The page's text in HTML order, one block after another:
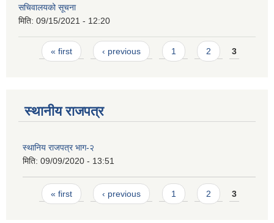
सचिवालयको सूचना
मिति: 09/15/2021 - 12:20
Pages
« first ‹ previous 1 2 3
स्थानीय राजपत्र
स्थानिय राजपत्र भाग-२
मिति: 09/09/2020 - 13:51
Pages
« first ‹ previous 1 2 3